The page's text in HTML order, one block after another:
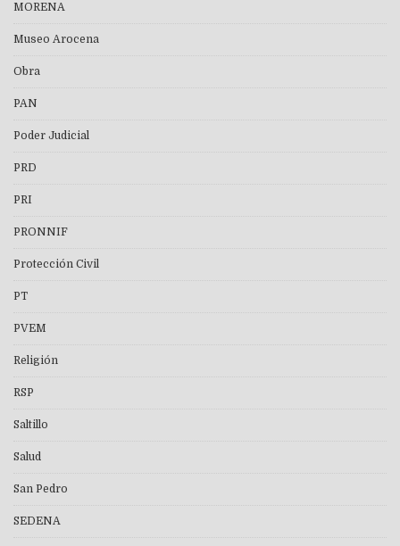
MORENA
Museo Arocena
Obra
PAN
Poder Judicial
PRD
PRI
PRONNIF
Protección Civil
PT
PVEM
Religión
RSP
Saltillo
Salud
San Pedro
SEDENA